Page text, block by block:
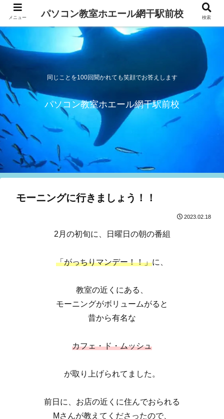
同じことを100回聞かれても笑顔でお答えします
パソコン教室ホエール網干駅前校
モーニングに行きましょう！！
2023.02.18
2月の初旬に、日曜日の朝の番組
「がっちりマンデー！！」に、
教室の近くにある、
モーニングがボリュームがると
昔から有名な
カフェ・ド・ムッシュ
が取り上げられてました。
前日に、お店の近くに住んでおられる
Mさんが教えてくださったので、
メニュー パソコン教室ホエール網干駅前校 検索